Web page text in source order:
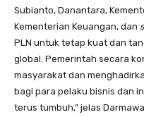
Subianto, Danantara,
Kementerian Keuangan, dan
PLN untuk tetap kuat dan
global. Pemerintah secara
masyarakat dan
bagi para pelaku bisnis dan
terus tumbuh,” jelas